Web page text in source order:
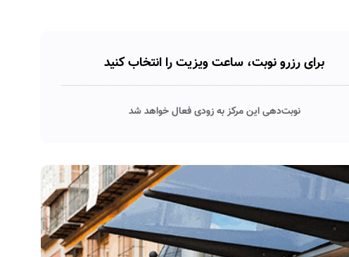
برای رزرو نوبت، ساعت ویزیت را انتخاب کنید
نوبت‌دهی این مرکز به زودی فعال خواهد شد